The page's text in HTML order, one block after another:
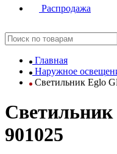
Распродажа
Главная
Наружное
Светильник Eglo
901025